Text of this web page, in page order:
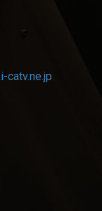
catv.ne.jp